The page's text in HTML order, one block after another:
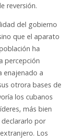
reversión.
del gobierno
que el aparato
ha
percepción
enajenado a
otrora bases de
los cubanos
más bien
por
Los